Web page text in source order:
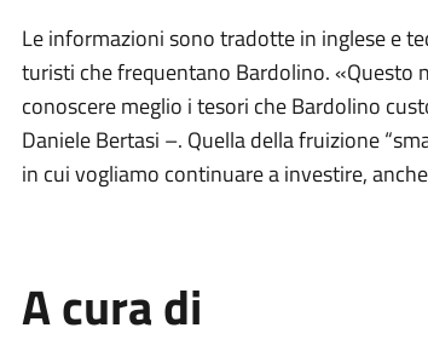
Le informazioni sono tradotte in inglese e
turisti che frequentano Bardolino. «Questo
conoscere meglio i tesori che Bardolino
Daniele Bertasi –. Quella della fruizione
in cui vogliamo continuare a investire,
A cura di